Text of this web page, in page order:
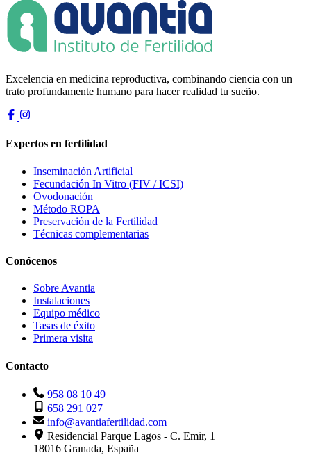
Excelencia en medicina reproductiva, combinando ciencia con un
trato profundamente humano para hacer realidad tu sueño.
Expertos en fertilidad
Inseminación Artificial
Fecundación In Vitro (FIV / ICSI)
Ovodonación
Método ROPA
Preservación de la Fertilidad
Técnicas complementarias
Conócenos
Sobre Avantia
Instalaciones
Equipo médico
Tasas de éxito
Primera visita
Contacto
958 08 10 49
658 291 027
info@avantiafertilidad.com
Residencial Parque Lagos - C. Emir, 1
18016 Granada, España